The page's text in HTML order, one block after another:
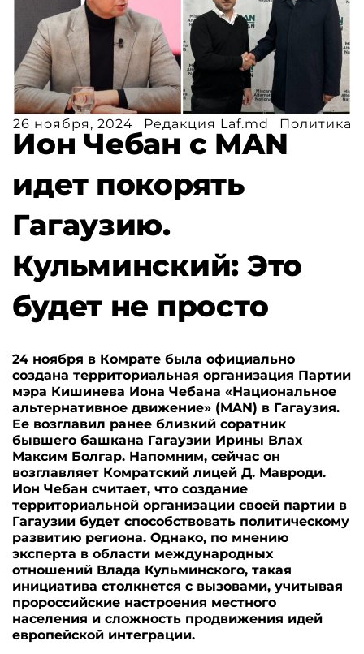
26 ноября, 2024 Редакция Laf.md Политика
Ион Чебан с MAN
идет покорять
Гагаузию.
Кульминский: Это
будет не просто
24 ноября в Комрате была официально
создана территориальная организация Партии
мэра Кишинева Иона Чебана «Национальное
альтернативное движение» (MAN) в Гагаузия.
Ее возглавил ранее близкий соратник
бывшего башкана Гагаузии Ирины Влах
Максим Болгар. Напомним, сейчас он
возглавляет Комратский лицей Д. Мавроди.
Ион Чебан считает, что создание
территориальной организации своей партии в
Гагаузии будет способствовать политическому
развитию региона. Однако, по мнению
эксперта в области международных
отношений Влада Кульминского, такая
инициатива столкнется с вызовами, учитывая
пророссийские настроения местного
населения и сложность продвижения идей
европейской интеграции.